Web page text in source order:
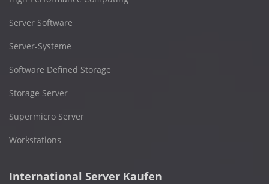
Server Software
Server-Systeme
Software Defined Storage
Storage Server
Supermicro Server
Workstations
International Server Kaufen